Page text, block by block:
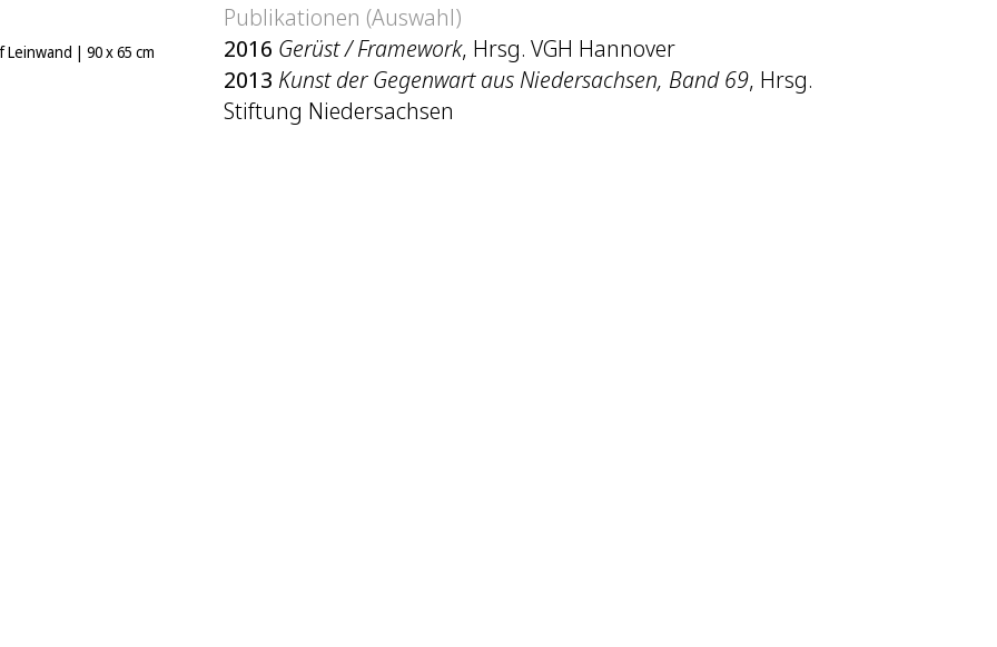
Leinwand | 90 x 65 cm
Publikationen (Auswahl)
2016 Gerüst / Framework, Hrsg. VGH Hannover
2013 Kunst der Gegenwart aus Niedersachsen, Band 69, Hrsg.
Stiftung Niedersachsen